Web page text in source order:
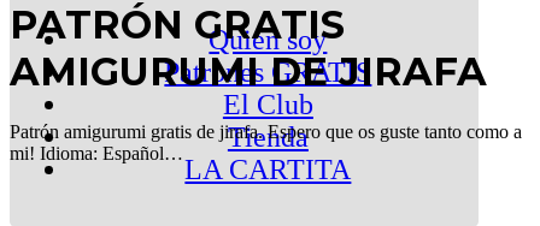
Quien soy
Patrones GRATIS
El Club
Tienda
LA CARTITA
PATRÓN GRATIS
AMIGURUMI DE JIRAFA
Patrón amigurumi gratis de jirafa. Espero que os guste tanto como a
mi! Idioma: Español…